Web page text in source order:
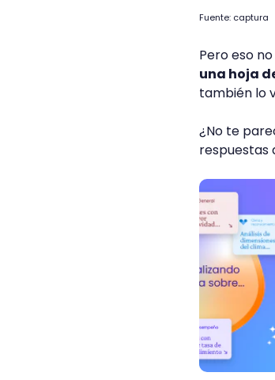
Fuente: captura
Pero eso
una hoja
también lo
¿No te
respuestas